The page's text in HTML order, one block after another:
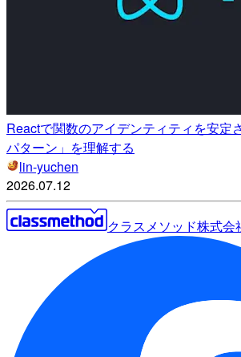
Reactで関数のアイデンティティを安定
パターン」を理解する
lin-yuchen
2026.07.12
クラスメソッド株式会